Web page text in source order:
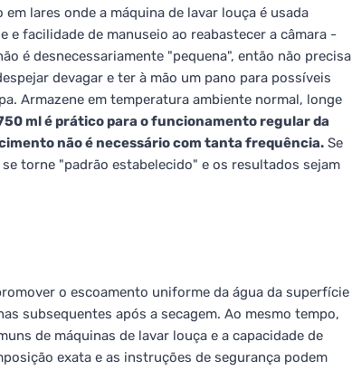
lares onde a máquina de lavar louça é usada
facilidade de manuseio ao reabastecer a câmara -
é desnecessariamente "pequena", então não precisa
devagar e ter à mão um pano para possíveis
Armazene em temperatura ambiente normal, longe
ml é prático para o funcionamento regular da
não é necessário com tanta frequência. Se
torne "padrão estabelecido" e os resultados sejam
o escoamento uniforme da água da superfície
subsequentes após a secagem. Ao mesmo tempo,
de máquinas de lavar louça e a capacidade de
exata e as instruções de segurança podem